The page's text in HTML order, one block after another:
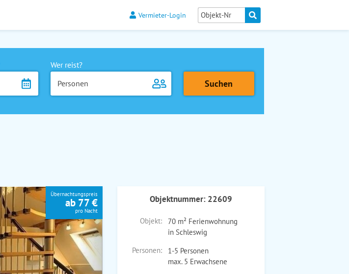
Vermieter-Login
Wer reist?
Personen
Übernachtungspreis
ab 77 €
pro Nacht
Objektnummer: 22609
Objekt:
70 m² Ferienwohnung
in Schleswig
Personen:
1-5 Personen
max. 5 Erwachsene